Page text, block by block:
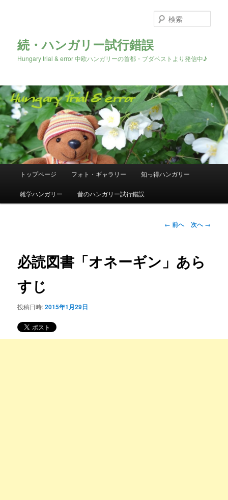
続・ハンガリー試行錯誤
Hungary trial & error 中欧ハンガリーの首都・ブダペストより発信中♪
索
メ
メ
イ
ン
テ
ン
ツ
トップページ フォト・ギャラリー 知っ得ハンガリー
雑学ハンガリー 昔のハンガリー試行錯誤
投
ゲ
← 前へ 次へ→
必読図書「オネーギン」あら
すじ
投稿日時:2015年1月29日